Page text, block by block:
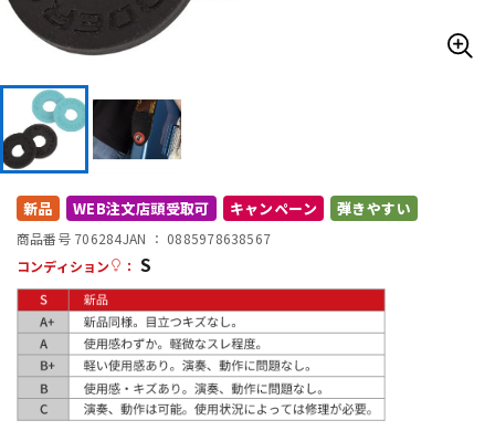
DJ機器
DTM オンライン納品
配信/ライブ機器 楽器アクセサリ
新品 WEB注文店頭受取可 キャンペーン 弾きやすい
商品番号 706284JAN ： 0885978638567
コンディション
： S